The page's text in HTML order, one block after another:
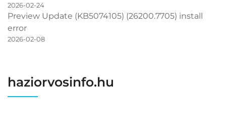
2026-02-24
Preview Update (KB5074105) (26200.7705) install
error
2026-02-08
haziorvosinfo.hu